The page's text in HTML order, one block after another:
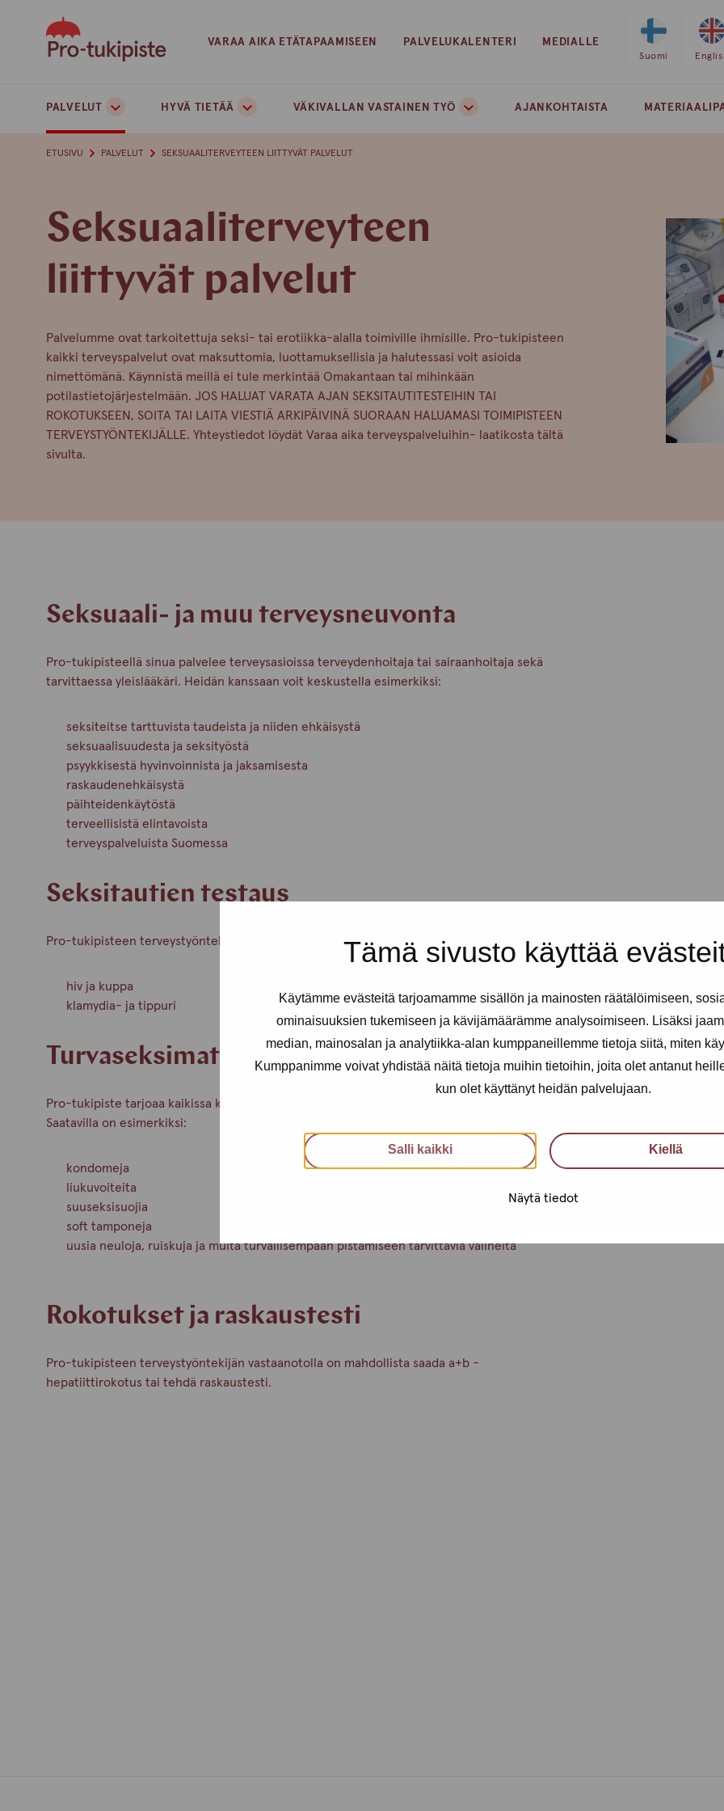
Tämä sivusto käyttää
Käytämme evästeitä tarjoamamme sisällön ja mainosten räätälöimiseen,
ominaisuuksien tukemiseen ja kävijämäärämme analysoimiseen. Lisäksi
median, mainosalan ja analytiikka-alan kumppaneillemme tietoja siitä, miten
Kumppanimme voivat yhdistää näitä tietoja muihin tietoihin, joita olet antanut
kun olet käyttänyt heidän palvelujaan.
Salli kaikki Kiellä
Näytä tiedot
VARAA AIKA ETÄTAPAAMISEEN PALVELUKALENTERI MEDIALLE
Valitse
Suomi
PALVELUT HYVÄ TIETÄÄ VÄKIVALLAN VASTAINEN TYÖ AJANKOHTAISTA
ETUSIVU PALVELUT SEKSUAALITERVEYTEEN LIITTYVÄT PALVELUT
Seksuaaliterveyteen
liittyvät palvelut
Palvelumme ovat tarkoitettuja seksi- tai erotiikka-alalla toimiville ihmisille. Pro-tukipisteen
kaikki terveyspalvelut ovat maksuttomia, luottamuksellisia ja halutessasi voit asioida
nimettömänä. Käynnistä meillä ei tule merkintää Omakantaan tai mihinkään
potilastietojärjestelmään. JOS HALUAT VARATA AJAN SEKSITAUTITESTEIHIN TAI
ROKOTUKSEEN, SOITA TAI LAITA VIESTIÄ ARKIPÄIVINÄ SUORAAN HALUAMASI TOIMIPISTEEN
TERVEYSTYÖNTEKIJÄLLE. Yhteystiedot löydät Varaa aika terveyspalveluihin- laatikosta tältä
sivulta.
Seksuaali- ja muu terveysneuvonta
Pro-tukipisteellä sinua palvelee terveysasioissa terveydenhoitaja tai sairaanhoitaja sekä
tarvittaessa yleislääkäri. Heidän kanssaan voit keskustella esimerkiksi:
seksiteitse tarttuvista taudeista ja niiden ehkäisystä
seksuaalisuudesta ja seksityöstä
psyykkisestä hyvinvoinnista ja jaksamisesta
raskaudenehkäisystä
päihteidenkäytöstä
terveellisistä elintavoista
terveyspalveluista Suomessa
Seksitautien testaus
Pro-tukipisteen terveystyöntekijän vastaanotolla on mahdollista testauttaa:
hiv ja kuppa
klamydia- ja tippuri
Turvaseksimateriaali
Pro-tukipiste tarjoaa kaikissa kasvokkaisissa tapaamisissa turvaseksimateriaaleja.
Saatavilla on esimerkiksi:
kondomeja
liukuvoiteita
suuseksisuojia
soft tamponeja
uusia neuloja, ruiskuja ja muita turvallisempaan pistämiseen tarvittavia välineitä
Rokotukset ja raskaustesti
Pro-tukipisteen terveystyöntekijän vastaanotolla on mahdollista saada a+b -
hepatiittirokotus tai tehdä raskaustesti.